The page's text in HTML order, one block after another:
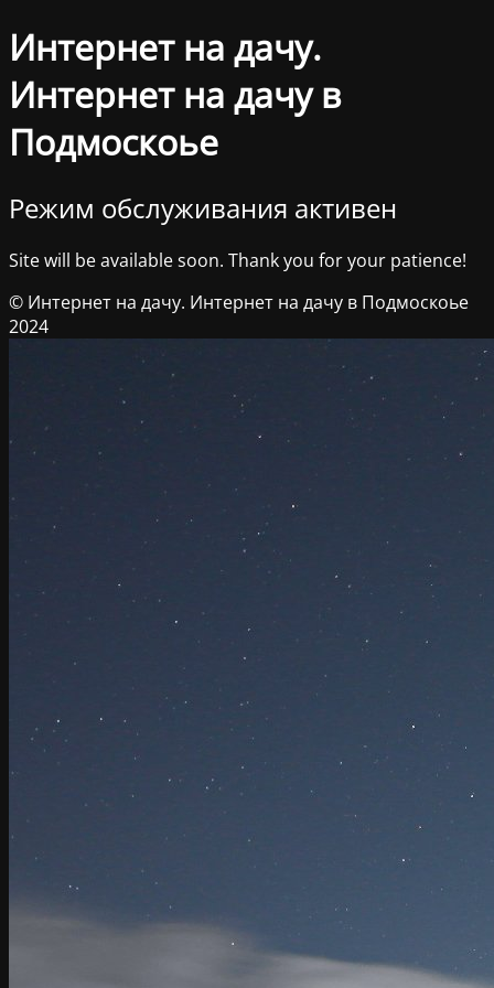
Интернет на дачу.
Интернет на дачу в
Подмоскоье
Режим обслуживания активен
Site will be available soon. Thank you for your patience!
© Интернет на дачу. Интернет на дачу в Подмоскоье
2024